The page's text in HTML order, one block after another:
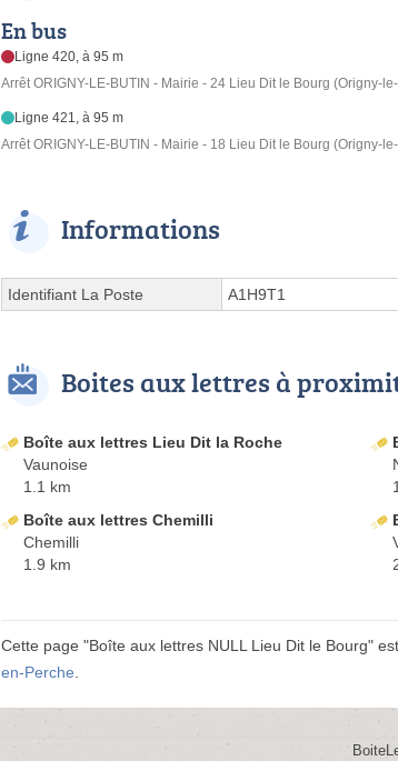
En bus
Ligne 420, à 95 m
Arrêt ORIGNY-LE-BUTIN - Mairie - 24 Lieu Dit le Bourg (Origny-
Ligne 421, à 95 m
Arrêt ORIGNY-LE-BUTIN - Mairie - 18 Lieu Dit le Bourg (Origny-
Informations
Identifiant La Poste A1H9T1
Boites aux lettres à
Boîte aux lettres Lieu Dit la Roche
Vaunoise
1.1 km
Boîte aux lettres Chemilli
Chemilli
1.9 km
Cette page "Boîte aux lettres NULL Lieu Dit le Bourg"
en-Perche.